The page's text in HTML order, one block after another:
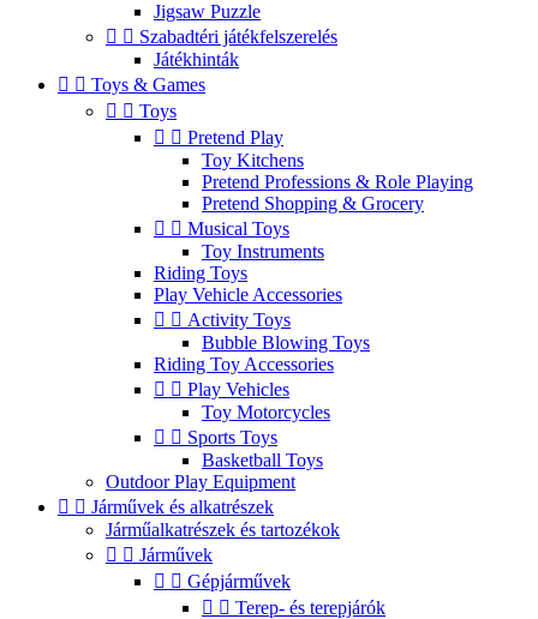
Jigsaw Puzzle
  Szabadtéri játékfelszerelés
Játékhinták
  Toys & Games
  Toys
  Pretend Play
Toy Kitchens
Pretend Professions & Role Playing
Pretend Shopping & Grocery
  Musical Toys
Toy Instruments
Riding Toys
Play Vehicle Accessories
  Activity Toys
Bubble Blowing Toys
Riding Toy Accessories
  Play Vehicles
Toy Motorcycles
  Sports Toys
Basketball Toys
Outdoor Play Equipment
  Járművek és alkatrészek
Járműalkatrészek és tartozékok
  Járművek
  Gépjárművek
  Terep- és terepjárók